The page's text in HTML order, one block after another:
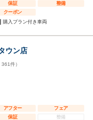
保証
整備
クーポン
購入プラン付き車両
ウン店
361件）
アフター
フェア
保証
整備